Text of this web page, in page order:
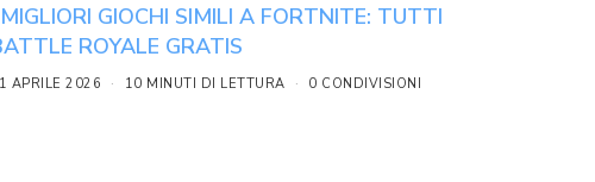
GIOCHI SIMILI A FORTNITE: TUTTI
ROYALE GRATIS
APRILE 2026 10 MINUTI DI LETTURA 0 CONDIVISIONI